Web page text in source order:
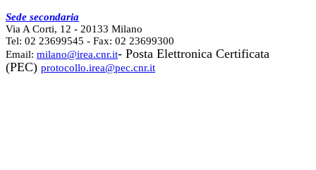
Sede secondaria
Via A Corti, 12 - 20133 Milano
Tel: 02 23699545 - Fax: 02 23699300
Email: milano@irea.cnr.it- Posta Elettronica Certificata
(PEC) protocollo.irea@pec.cnr.it